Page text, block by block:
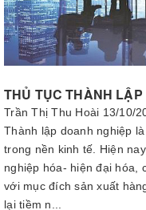
THỦ TỤC THÀNH LẬP
Trần Thị Thu Hoài 13/10/
Thành lập doanh nghiệp
trong nền kinh tế. Hiện
nghiệp hóa- hiện đại hóa,
với mục đích sản xuất
lại tiềm n...